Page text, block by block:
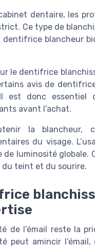
dentaire, les
Ce type de
dentifrice blancheur
le dentifrice
avis de
est donc essentiel
avant l’achat.
la blancheur,
du visage.
de luminosité globale.
du teint et du sourire.
de l’émail reste la
peut amincir